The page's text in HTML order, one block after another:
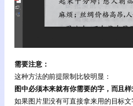
需要注意：
这种方法的前提限制比较明显：
图中必须本来就有你需要的字，而且样
如果图片里没有可直接拿来用的目标